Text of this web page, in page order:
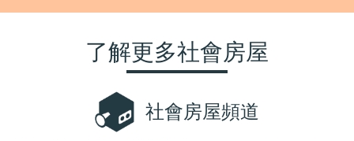
了解更多社會房屋
社會房屋頻道